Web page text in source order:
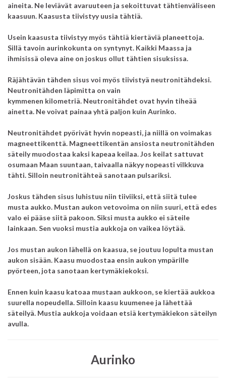
aineita. Ne leviävät avaruuteen ja sekoittuvat tähtienväliseen
kaasuun. Kaasusta tiivistyy uusia tähtiä.
Usein kaasusta tiivistyy myös tähtiä kiertäviä planeettoja.
Sillä tavoin aurinkokunta on syntynyt. Kaikki Maassa ja
ihmisissä oleva aine on joskus ollut tähtien sisuksissa.
Räjähtävän tähden sisus voi myös tiivistyä neutronitähdeksi.
Neutronitähden läpimitta on vain
kymmenen kilometriä. Neutronitähdet ovat hyvin tiheää
ainetta. Ne voivat painaa yhtä paljon kuin Aurinko.
Neutronitähdet pyörivät hyvin nopeasti, ja niillä on voimakas
magneettikenttä. Magneettikentän ansiosta neutronitähden
säteily muodostaa kaksi kapeaa keilaa. Jos keilat sattuvat
osumaan Maan suuntaan, taivaalla näkyy nopeasti vilkkuva
tähti. Silloin neutronitähteä sanotaan pulsariksi.
Joskus tähden sisus luhistuu niin tiiviiksi, että siitä tulee
musta aukko. Mustan aukon vetovoima on niin suuri, että edes
valo ei pääse siitä pakoon. Siksi musta aukko ei säteile
lainkaan. Sen vuoksi mustia aukkoja on vaikea löytää.
Jos mustan aukon lähellä on kaasua, se joutuu lopulta mustan
aukon sisään. Kaasu muodostaa ensin aukon ympärille
pyörteen, jota sanotaan kertymäkiekoksi.
Ennen kuin kaasu katoaa mustaan aukkoon, se kiertää aukkoa
suurella nopeudella. Silloin kaasu kuumenee ja lähettää
säteilyä. Mustia aukkoja voidaan etsiä kertymäkiekon säteilyn
avulla.
Aurinko